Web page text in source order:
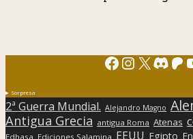
Facebook
X
Sorpresa
2ª Guerra Mundial. Alejandro Magno
Antigua Grecia antigua Roma Atenas
Edhasa Ediciones Salamina EEUU Egipto